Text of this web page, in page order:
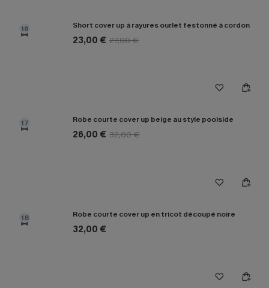
16 Short cover up à rayures ourlet festonné à cordon
23,00 € 27,00 €
17 Robe courte cover up beige au style poolside
26,00 € 32,00 €
18 Robe courte cover up en tricot découpé noire
32,00 €